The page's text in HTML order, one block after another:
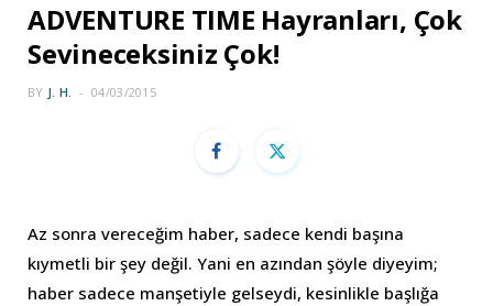
ADVENTURE TIME Hayranları, Çok
Sevineceksiniz Çok!
BY J. H. 04/03/2015
Az sonra vereceğim haber, sadece kendi başına
kıymetli bir şey değil. Yani en azından şöyle diyeyim;
haber sadece manşetiyle gelseydi, kesinlikle başlığa